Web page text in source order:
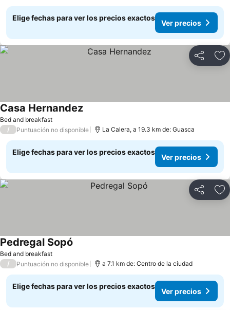
Elige fechas para ver los precios exactos
Ver precios
Compartir
Bed and breakfast
Casa HernandezVer precios
/ Puntuación no disponible La Calera, a 19.3 km de: Guasca
Elige fechas para ver los precios exactos
Ver precios
Compartir
Bed and breakfast
Pedregal Sopó
/ Puntuación no disponible a 7.1 km de: Centro de la ciudad
Elige fechas para ver los precios exactos
Ver precios